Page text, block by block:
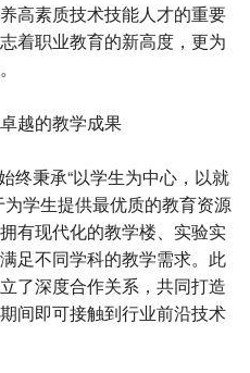
高素质技术技能人才的重要
着职业教育的新高度，更为
越的教学成果
终秉承“以学生为中心，以就
学生提供最优质的教育资源
有现代化的教学楼、实验实
足不同学科的教学需求。此
了深度合作关系，共同打造
间即可接触到行业前沿技术